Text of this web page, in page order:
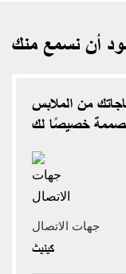
من الملابس
خصيصًا لك
جهات الاتصال
كينيث